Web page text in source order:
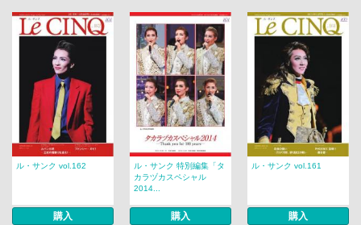
ル・サンク vol.162
購入
ル・サンク 特別編集「タ
カラヅカスペシャル
2014...
購入
ル・サンク vol.161
購入